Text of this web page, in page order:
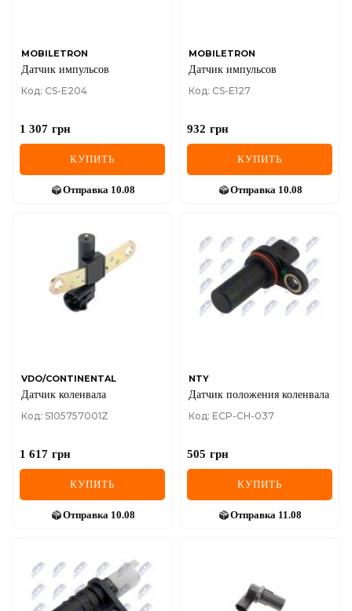
MOBILETRON
Датчик импульсов
Код: CS-E204
1 307 грн
КУПИТЬ
Отправка 10.08
MOBILETRON
Датчик импульсов
Код: CS-E127
932 грн
КУПИТЬ
Отправка 10.08
VDO/CONTINENTAL
Датчик коленвала
Код: S105757001Z
1 617 грн
КУПИТЬ
Отправка 10.08
NTY
Датчик положения коленвала
Код: ECP-CH-037
505 грн
КУПИТЬ
Отправка 11.08